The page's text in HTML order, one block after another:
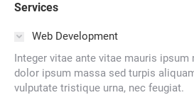
Services
Web Development
Integer vitae ante vitae mauris
dolor ipsum massa sed turpis
vulputate tristique urna, nec feugiat.